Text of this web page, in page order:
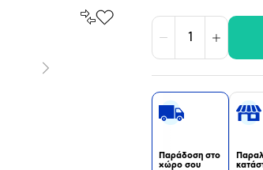
Σύγκρινέ
Προσθήκη
Επόμενο
Μείωση Αύξηση
Παράδοση στο
χώρο σου